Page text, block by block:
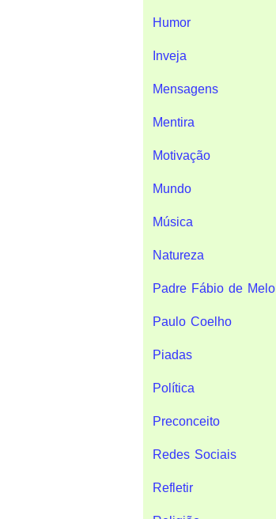
Humor
Inveja
Mensagens
Mentira
Motivação
Mundo
Música
Natureza
Padre Fábio de Melo
Paulo Coelho
Piadas
Política
Preconceito
Redes Sociais
Refletir